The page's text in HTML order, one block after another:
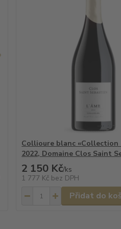
Collioure blanc «Collection
2022, Domaine Clos Saint
2 150 Kč/ks
1 777 Kč bez DPH
Přidat do